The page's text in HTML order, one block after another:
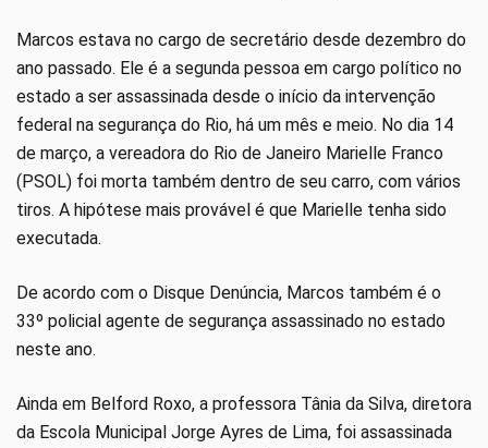
Marcos estava no cargo de secretário desde dezembro do
ano passado. Ele é a segunda pessoa em cargo político no
estado a ser assassinada desde o início da intervenção
federal na segurança do Rio, há um mês e meio. No dia 14
de março, a vereadora do Rio de Janeiro Marielle Franco
(PSOL) foi morta também dentro de seu carro, com vários
tiros. A hipótese mais provável é que Marielle tenha sido
executada.
De acordo com o Disque Denúncia, Marcos também é o
33º policial agente de segurança assassinado no estado
neste ano.
Ainda em Belford Roxo, a professora Tânia da Silva, diretora
da Escola Municipal Jorge Ayres de Lima, foi assassinada